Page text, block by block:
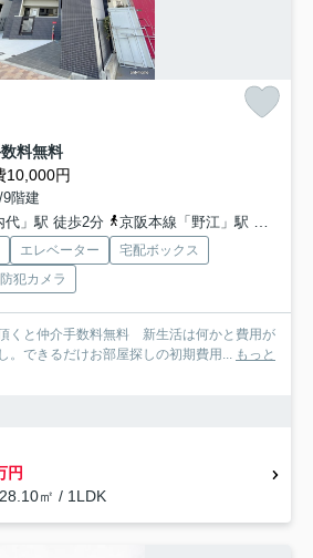
料無料
10,000円
階建
代」駅 徒歩2分
京阪本線「野江」駅 徒歩11分
エレベーター
宅配ボックス
防犯カメラ
くと仲介手数料無料 新生活は何かと費用が
。できるだけお部屋探しの初期費用...
もっと
円
㎡ / 1LDK